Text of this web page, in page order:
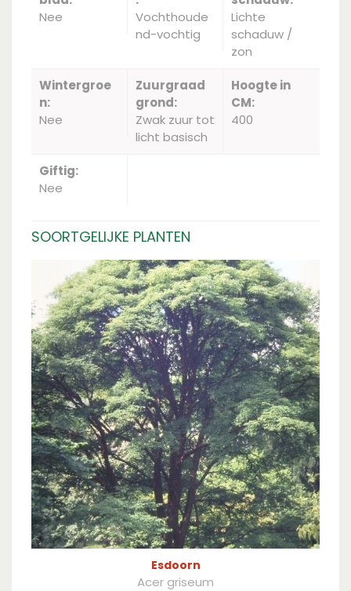
Nee
Vochthoude
nd-vochtig
Lichte
schaduw /
zon
Wintergroe
n:
Nee
Zuurgraad
grond:
Zwak zuur tot
licht basisch
Hoogte in
CM:
400
Giftig:
Nee
SOORTGELIJKE PLANTEN
Esdoorn
Acer griseum